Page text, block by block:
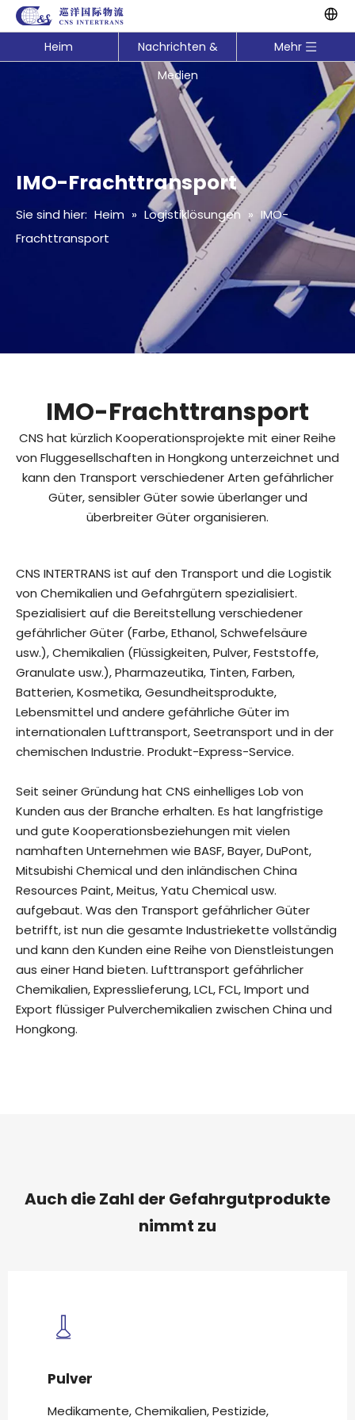
Heim
Nachrichten &
Medien
Mehr
IMO-Frachttransport
Sie sind hier: Heim » Logistiklösungen » IMO-
Frachttransport
IMO-Frachttransport
CNS hat kürzlich Kooperationsprojekte mit einer Reihe
von Fluggesellschaften in Hongkong unterzeichnet und
kann den Transport verschiedener Arten gefährlicher
Güter, sensibler Güter sowie überlanger und
überbreiter Güter organisieren.
CNS INTERTRANS ist auf den Transport und die Logistik
von Chemikalien und Gefahrgütern spezialisiert.
Spezialisiert auf die Bereitstellung verschiedener
gefährlicher Güter (Farbe, Ethanol, Schwefelsäure
usw.), Chemikalien (Flüssigkeiten, Pulver, Feststoffe,
Granulate usw.), Pharmazeutika, Tinten, Farben,
Batterien, Kosmetika, Gesundheitsprodukte,
Lebensmittel und andere gefährliche Güter im
internationalen Lufttransport, Seetransport und in der
chemischen Industrie. Produkt-Express-Service.
Seit seiner Gründung hat CNS einhelliges Lob von
Kunden aus der Branche erhalten. Es hat langfristige
und gute Kooperationsbeziehungen mit vielen
namhaften Unternehmen wie BASF, Bayer, DuPont,
Mitsubishi Chemical und den inländischen China
Resources Paint, Meitus, Yatu Chemical usw.
aufgebaut. Was den Transport gefährlicher Güter
betrifft, ist nun die gesamte Industriekette vollständig
und kann den Kunden eine Reihe von Dienstleistungen
aus einer Hand bieten. Lufttransport gefährlicher
Chemikalien, Expresslieferung, LCL, FCL, Import und
Export flüssiger Pulverchemikalien zwischen China und
Hongkong.
Auch die Zahl der Gefahrgutprodukte
nimmt zu
Pulver
Medikamente, Chemikalien, Pestizide,